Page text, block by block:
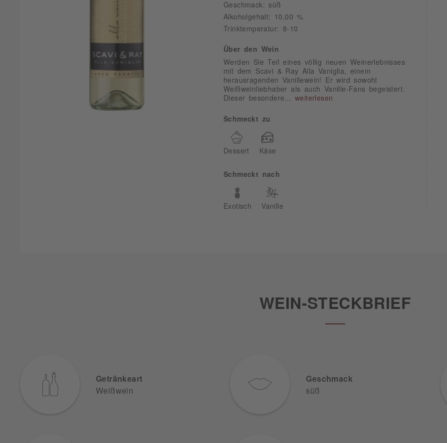
Geschmack: süß
Alkoholgehalt: 10,00 %
Trinktemperatur: 8-10
Über den Wein
Werden Sie Teil eines völlig neuen Weinerlebnisses
mit dem Scavi & Ray Alla Vaniglia, einem
herausragenden Vanillewein! Er wird sowohl
Weißweinliebhaber als auch Vanille-Fans begeistert.
Dieser besondere... weiterlesen
Schmeckt zu
Dessert Käse
Schmeckt nach
Exotisch Vanille
WEIN-STECKBRIEF
Getränkeart
Weißwein
Geschmack
süß